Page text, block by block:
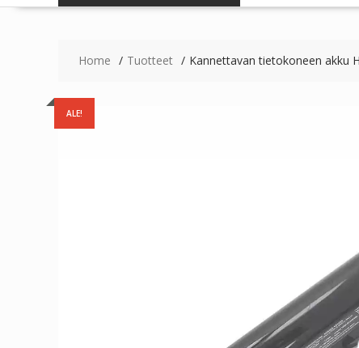
Home Tuotteet Kannettavan tietokoneen akku
ALE!